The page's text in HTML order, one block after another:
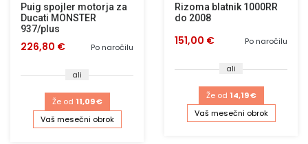
Puig spojler motorja za
Ducati MONSTER
937/plus
Po naročilu
226,80 €
ali
Že od 11,09 €
Vaš mesečni obrok
Rizoma blatnik 1000RR
do 2008
Po naročilu
151,00 €
ali
Že od 14,19 €
Vaš mesečni obrok